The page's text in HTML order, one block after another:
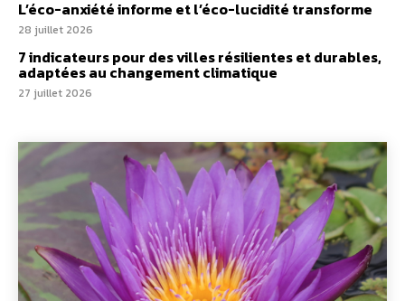
L’éco-anxiété informe et l’éco-lucidité transforme
28 juillet 2026
7 indicateurs pour des villes résilientes et durables,
adaptées au changement climatique
27 juillet 2026